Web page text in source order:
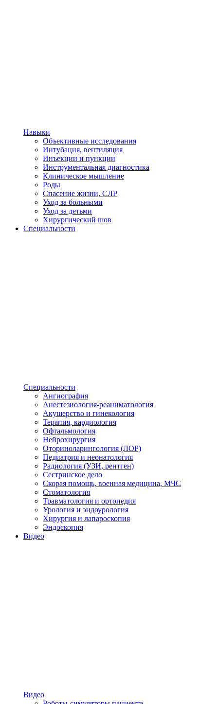
Навыки
Объективные исследования
Интубация, вентиляция
Инъекции и пункции
Инструментальная диагностика
Клиническое мышление
Роды
Спасение жизни, СЛР
Уход за больными
Уход за детьми
Хирургический шов
Специальности
Специальности
Ангиография
Анестезиология-реаниматология
Акушерство и гинекология
Терапия, кардиология
Офтальмология
Нейрохирургия
Оториноларингология (ЛОР)
Педиатрия и неонатология
Радиология (УЗИ, рентген)
Сестринское дело
Скорая помощь, военная медицина, МЧС
Стоматология
Травматология и ортопедия
Урология и эндоурология
Хирургия и лапароскопия
Эндоскопия
Видео
Видео